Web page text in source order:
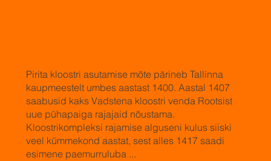
Pirita kloostri asutamise mõte pärineb Tallinna
kaupmeestelt umbes aastast 1400. Aastal 1407
saabusid kaks Vadstena kloostri venda Rootsist
uue pühapaiga rajajaid nõustama.
Kloostrikompleksi rajamise alguseni kulus siiski
veel kümmekond aastat, sest alles 1417 saadi
esimene paemurruluba ...